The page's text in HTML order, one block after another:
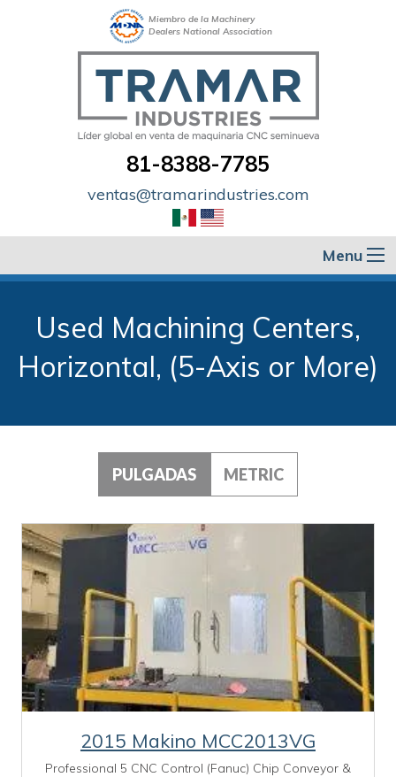
Miembro de la Machinery
Dealers National Association
81-8388-7785
ventas@tramarindustries.com
Menu
Used Machining Centers,
Horizontal, (5-Axis or More)
PULGADAS METRIC
2015 Makino MCC2013VG
Professional 5 CNC Control (Fanuc) Chip Conveyor &